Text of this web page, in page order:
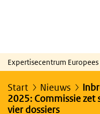
Expertisecentrum
Start Nieuws
2025: Commissie zet
vier dossiers